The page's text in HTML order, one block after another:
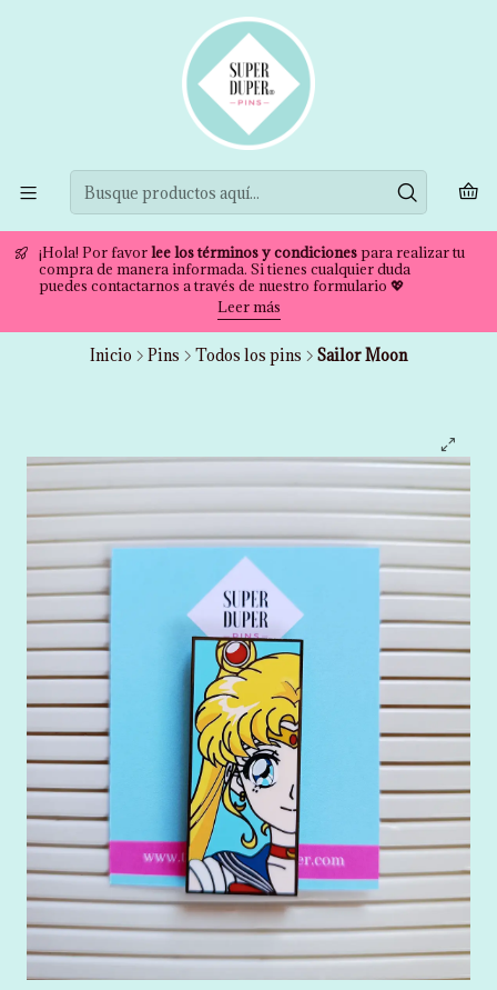
¡Hola! Por favorlee los términos y condicionespara realizar tu
compra de manera informada. Si tienes cualquier duda
puedes contactarnos a través de nuestro formulario 💖
Leer más
Inicio Pins Todos los pins Sailor Moon